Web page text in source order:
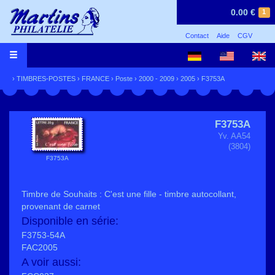
1
0.00 €
Contact Aide CGV
› TIMBRES-POSTES › FRANCE › Poste › 2000 - 2009 › 2005 › F3753A
F3753A
F3753A
Yv. AA54
(3804)
Timbre de Souhaits : C'est une fille - timbre autocollant,
provenant de carnet
Disponible en série:
F3753-54A
FAC2005
A voir aussi: